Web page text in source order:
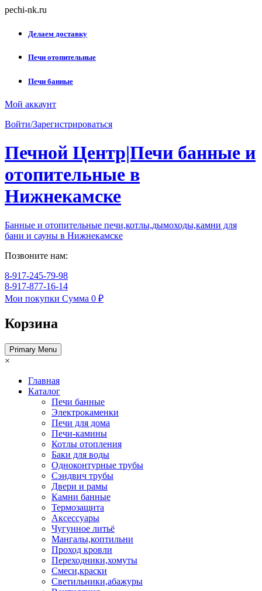
Skip
content
pechi-nk.ru
Делаем доставку
Печи отопительные
Печи банные
Мой аккаунт
Войти/Зарегистрироваться
Печной Центр|Печи банные и
отопительные в
Нижнекамске
Банные и отопительные печи,котлы,дымоходы,камни для
бани и сауны в Нижнекамске
Позвоните нам:
8-917-245-79-98
8-917-877-16-14
Мои покупки Сумма 0 ₽
Корзина
Primary Menu
×
Главная
Каталог
Печи банные
Электрокаменки
Печи для дома
Печи-камины
Котлы отопления
Баки для воды
Одноконтурные трубы
Сэндвич трубы
Двери и рамы
Камни банные
Термозащита
Аксессуары
Чугунное литьё
Мангалы,коптильни
Проход кровли
Переходники,хомуты
Смеси,краски
Светильники,абажуры